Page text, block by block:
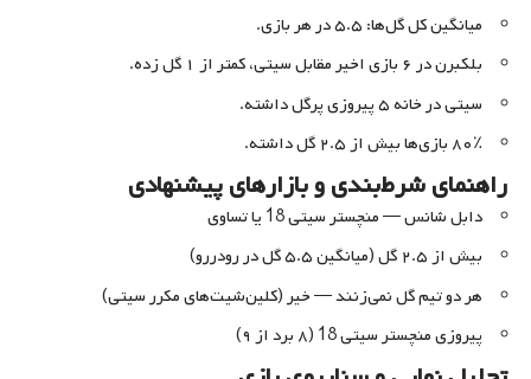
میانگین کل گل‌ها: ۵.۵ در هر بازی.
بلکبرن در ۶ بازی اخیر مقابل سیتی، کمتر از ۱ گل زده.
سیتی در خانه ۵ پیروزی پرگل داشته.
۸۰٪ بازی‌ها بیش از ۲.۵ گل داشته.
راهنمای شرط‌بندی و بازار‌های پیشنهادی
دابل شانس — منچستر سیتی 18 یا تساوی
بیش از ۲.۵ گل (میانگین ۵.۵ گل در رودررو)
هر دو تیم گل نمی‌زنند — خیر (کلین‌شیت‌های مکرر سیتی)
پیروزی منچستر سیتی 18 (۸ برد از ۹)